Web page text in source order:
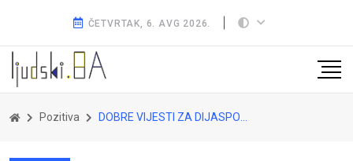
ČETVRTAK, 6. AVG 2026.
Pozitiva DOBRE VIJESTI ZA DIJASPORU: Wizz Air povećava broj letova za bh. grad